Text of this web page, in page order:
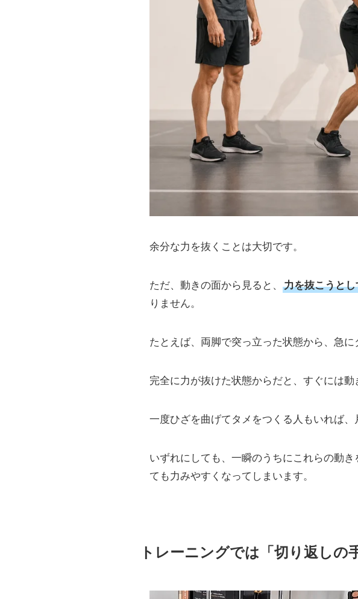
余分な力を抜くことは大切です。
ただ、動きの面から見ると、 力を抜こうと
りません。
たとえば、両脚で突っ立った状態から、急
完全に力が抜けた状態からだと、すぐには動
一度ひざを曲げてタメをつくる人もいれば
いずれにしても、一瞬のうちにこれらの動
ても力みやすくなってしまいます。
トレーニングでは「切り返しの